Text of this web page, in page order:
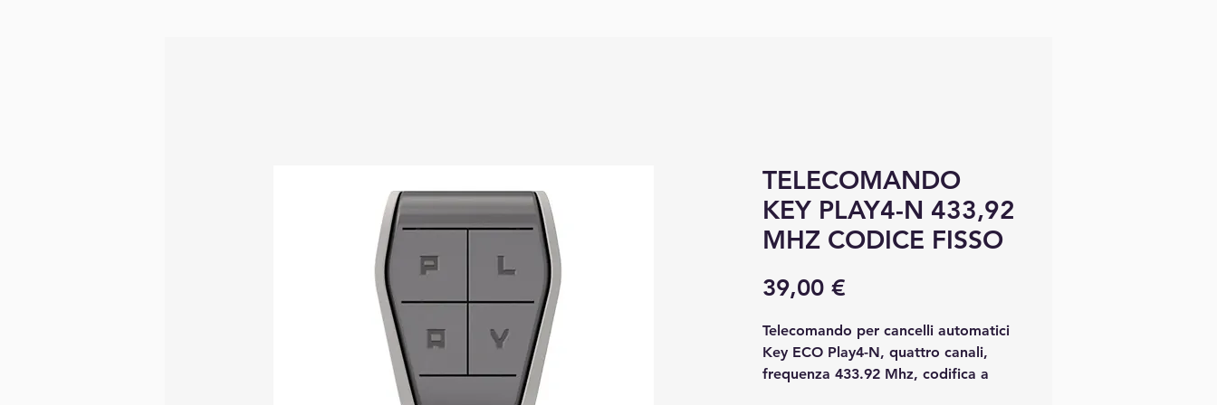
TELECOMANDO
KEY PLAY4-N 433,92
MHZ CODICE FISSO
39,00 €
Telecomando per cancelli automatici
Key ECO Play4-N, quattro canali,
frequenza 433.92 Mhz, codifica a